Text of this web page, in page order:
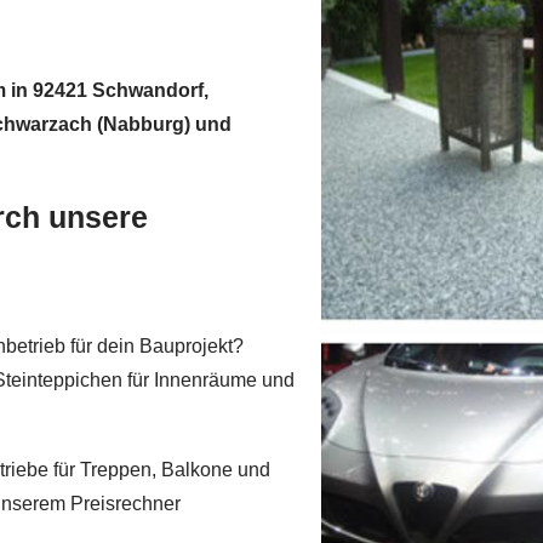
in 92421 Schwandorf,
(Nabburg) und
unsere
für dein Bauprojekt?
für Innenräume und
für Treppen, Balkone und
Preisrechner